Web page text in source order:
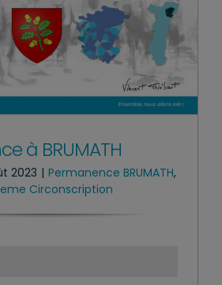
à BRUMATH
2023 | Permanence BRUMATH,
Circonscription